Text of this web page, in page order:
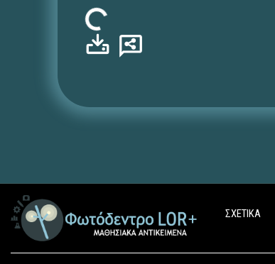
Φόρτωση...
ΣΧΕΤΙΚΑ